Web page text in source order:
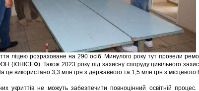
ліцею розраховане на 290 осіб. Минулого року тут провели
(ЮНІСЕФ). Також 2023 року під захисну споруду цивільного
це використано 3,3 млн грн з державного та 1,5 млн грн з місцевого
не можуть забезпечити повноцінний освітній